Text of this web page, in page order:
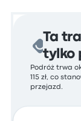
Ta
tylko
Podróż trwa
115 zł, co
przejazd.